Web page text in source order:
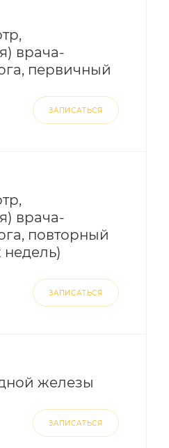
врача-
первичный
ЗАПИСАТЬСЯ
врача-
повторный
недель)
ЗАПИСАТЬСЯ
железы
ЗАПИСАТЬСЯ